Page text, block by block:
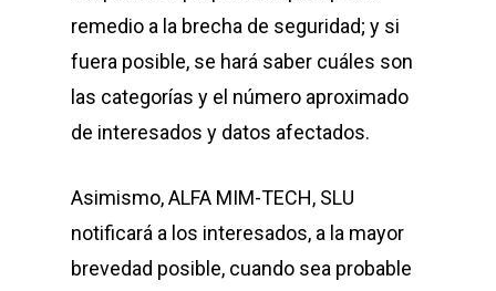
remedio a la brecha de seguridad; y si
fuera posible, se hará saber cuáles son
las categorías y el número aproximado
de interesados y datos afectados.
Asimismo,ALFA MIM-TECH, SLU
notificará a los interesados, a la mayor
brevedad posible, cuando sea probable